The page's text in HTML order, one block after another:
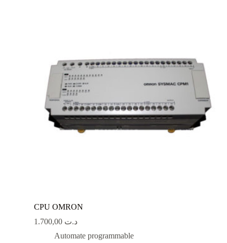
CPU OMRON
د.ت 1.700,00
Automate programmable